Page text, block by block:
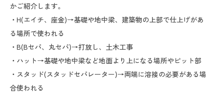
かご紹介します。
・H(エイチ、座金)→基礎や地中梁、建築物の上部で仕上げがあ
る場所で使われる
・B(Bセパ、丸セパ)→打放し、土木工事
・ハット→基礎や地中梁など地面より上になる場所やピット部
・スタッド(スタッドセパレーター)→両端に溶接の必要がある場
合使われる